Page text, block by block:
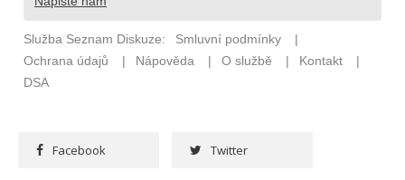
Facebook Twitter